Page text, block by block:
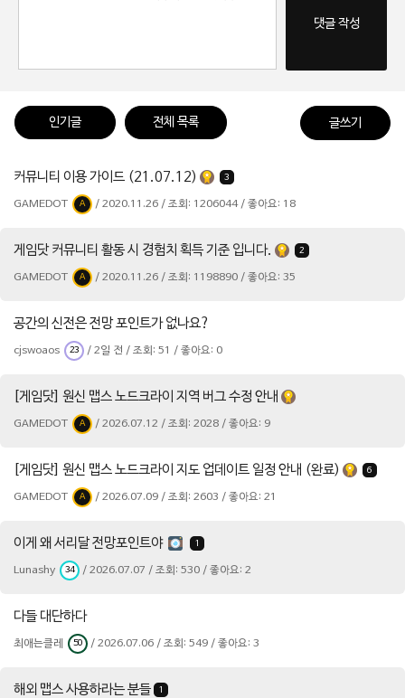
댓글 작성
인기글 전체 목록 글쓰기
커뮤니티 이용 가이드 (21.07.12) 3
GAMEDOT A / 2020.11.26 / 조회: 1206044 / 좋아요: 18
게임닷 커뮤니티 활동 시 경험치 획득 기준 입니다. 2
GAMEDOT A / 2020.11.26 / 조회: 1198890 / 좋아요: 35
공간의 신전은 전망 포인트가 없나요?
cjswoaos 23 / 2일 전 / 조회: 51 / 좋아요: 0
[게임닷] 원신 맵스 노드크라이 지역 버그 수정 안내
GAMEDOT A / 2026.07.12 / 조회: 2028 / 좋아요: 9
[게임닷] 원신 맵스 노드크라이 지도 업데이트 일정 안내 (완료) 6
GAMEDOT A / 2026.07.09 / 조회: 2603 / 좋아요: 21
이게 왜 서리달 전망포인트야 1
Lunashy 34 / 2026.07.07 / 조회: 530 / 좋아요: 2
다들 대단하다
최애는클레 50 / 2026.07.06 / 조회: 549 / 좋아요: 3
해외 맵스 사용하라는 분들 1